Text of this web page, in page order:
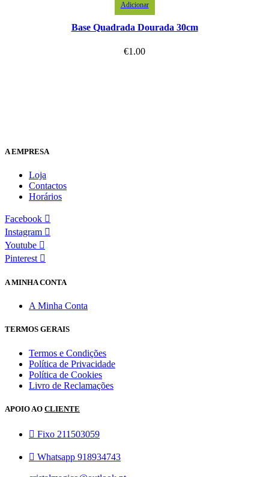
Adicionar
Base Quadrada Dourada 30cm
€1.00
A EMPRESA
Loja
Contactos
Horários
Facebook
Instagram
Youtube
Pinterest
A MINHA CONTA
A Minha Conta
TERMOS GERAIS
Termos e Condições
Política de Privacidade
Política de Cookies
Livro de Reclamações
APOIO AO CLIENTE
Fixo 211503059
Whatsapp 918934743